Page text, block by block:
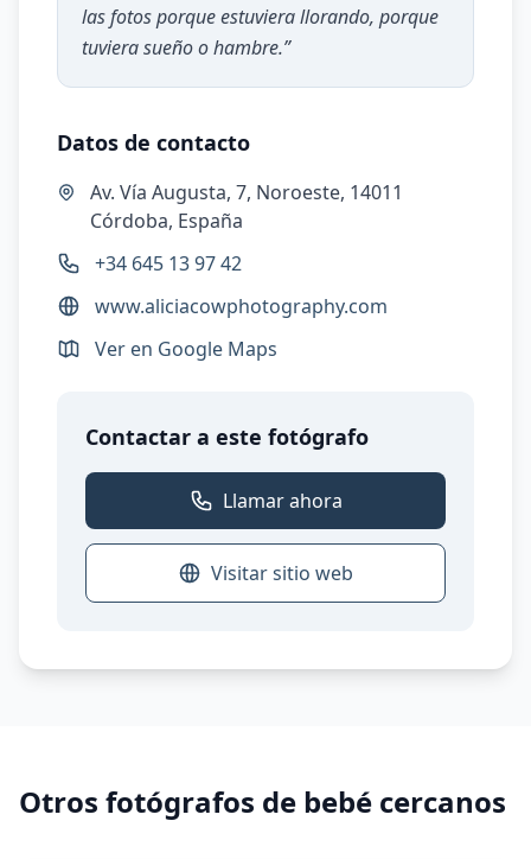
las fotos porque estuviera llorando, porque
tuviera sueño o hambre.”
Datos de contacto
Av. Vía Augusta, 7, Noroeste, 14011
Córdoba, España
+34 645 13 97 42
www.aliciacowphotography.com
Ver en Google Maps
Contactar a este fotógrafo
Llamar ahora
Visitar sitio web
Otros fotógrafos de bebé cercanos